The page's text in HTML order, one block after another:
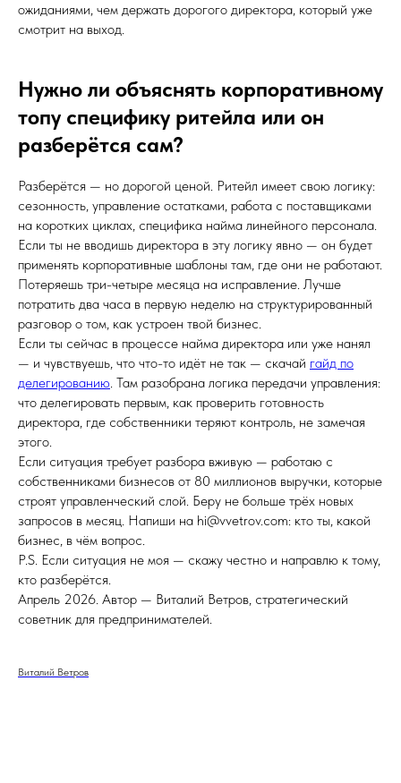
ожиданиями, чем держать дорогого директора, который уже
смотрит на выход.
Нужно ли объяснять корпоративному
топу специфику ритейла или он
разберётся сам?
Разберётся — но дорогой ценой. Ритейл имеет свою логику:
сезонность, управление остатками, работа с поставщиками
на коротких циклах, специфика найма линейного персонала.
Если ты не вводишь директора в эту логику явно — он будет
применять корпоративные шаблоны там, где они не работают.
Потеряешь три-четыре месяца на исправление. Лучше
потратить два часа в первую неделю на структурированный
разговор о том, как устроен твой бизнес.
Если ты сейчас в процессе найма директора или уже нанял
— и чувствуешь, что что-то идёт не так — скачай гайд по
делегированию. Там разобрана логика передачи управления:
что делегировать первым, как проверить готовность
директора, где собственники теряют контроль, не замечая
этого.
Если ситуация требует разбора вживую — работаю с
собственниками бизнесов от 80 миллионов выручки, которые
строят управленческий слой. Беру не больше трёх новых
запросов в месяц. Напиши на hi@vvetrov.com: кто ты, какой
бизнес, в чём вопрос.
P.S. Если ситуация не моя — скажу честно и направлю к тому,
кто разберётся.
Апрель 2026. Автор — Виталий Ветров, стратегический
советник для предпринимателей.
Виталий Ветров